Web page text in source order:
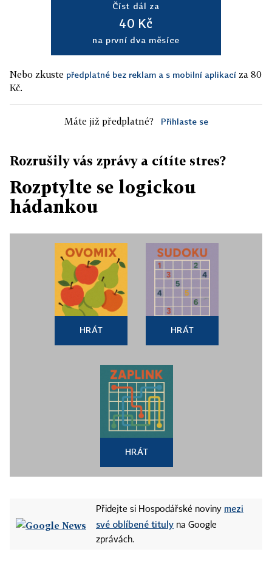
Číst dál za
40 Kč
na první dva měsíce
Nebo zkuste předplatné bez reklam a s mobilní aplikací za 80
Kč.
Máte již předplatné? Přihlaste se
Rozrušily vás zprávy a cítíte stres?
Rozptylte se logickou
hádankou
HRÁT HRÁT
HRÁT
Přidejte si Hospodářské noviny mezi
své oblíbené tituly na Google
zprávách.